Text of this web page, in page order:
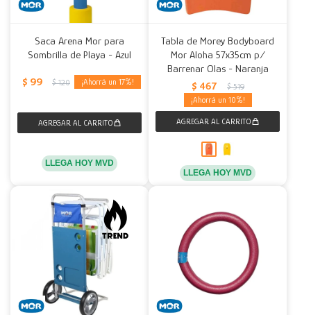
Saca Arena Mor para
Sombrilla de Playa - Azul
$ 99 $ 120 17
LLEGA HOY MVD
Tabla de Morey Bodyboard
Mor Aloha 57x35cm p/
Barrenar Olas - Naranja
$ 467 $ 519
10
LLEGA HOY MVD